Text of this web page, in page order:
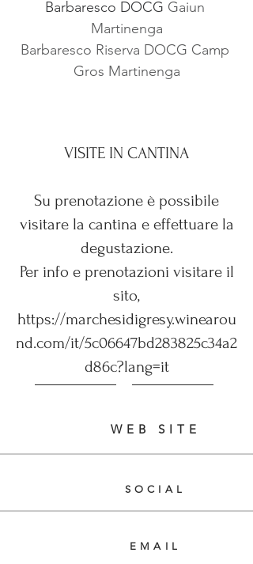
Barbaresco DOCG Gaiun
Martinenga
Barbaresco Riserva DOCG Camp
Gros Martinenga
VISITE IN CANTINA
Su prenotazione è possibile
visitare la cantina e effettuare la
degustazione.
Per info e prenotazioni visitare il
sito,
https://marchesidigresy.winearou
nd.com/it/5c06647bd283825c34a2
d86c?lang=it
WEB SITE
SOCIAL
EMAIL